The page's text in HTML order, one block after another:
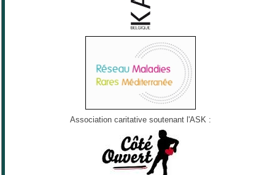
Association caritative soutenant l'ASK :